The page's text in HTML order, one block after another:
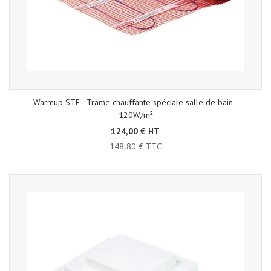
Warmup STE - Trame chauffante spéciale salle de bain -
120W/m²
124,00 € HT
148,80 € TTC